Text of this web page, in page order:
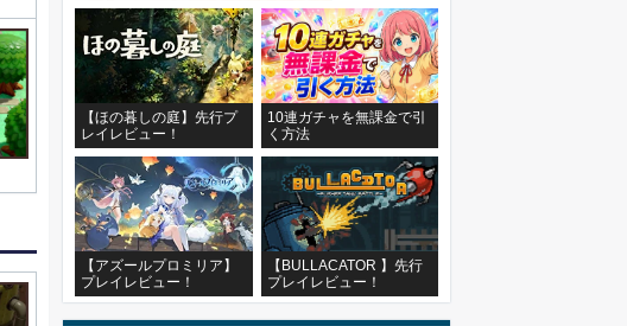
【ほの暮しの庭】先行プ
レイレビュー！
10連ガチャを無課金で引
く方法
【アズールプロミリア】
プレイレビュー！
【BULLACATOR 】先行
プレイレビュー！